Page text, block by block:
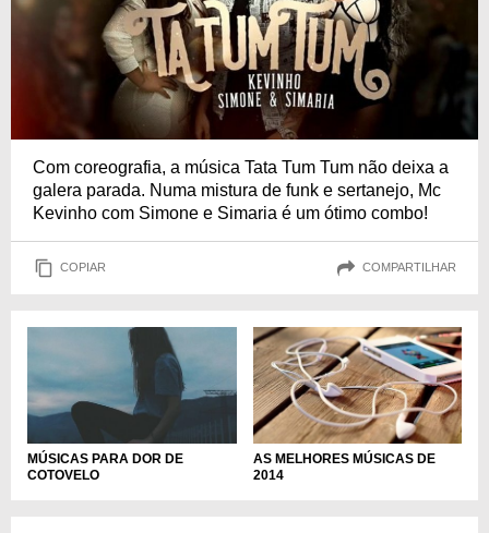
Com coreografia, a música Tata Tum Tum não deixa a
galera parada. Numa mistura de funk e sertanejo, Mc
Kevinho com Simone e Simaria é um ótimo combo!
COPIAR COMPARTILHAR
MÚSICAS PARA DOR DE
COTOVELO
AS MELHORES MÚSICAS DE
2014